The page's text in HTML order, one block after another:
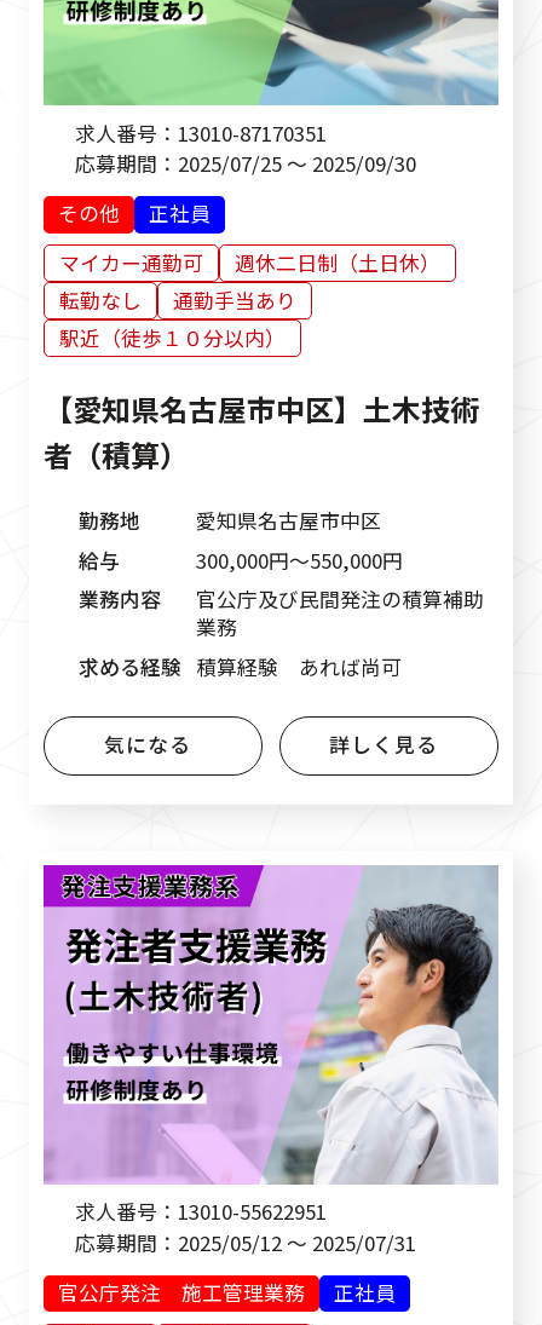
求人番号： 13010-87170351
応募期間： 2025/07/25 ～ 2025/09/30
その他
正社員
マイカー通勤可
週休二日制（土日休）
転勤なし
通勤手当あり
駅近（徒歩１０分以内）
【愛知県名古屋市中区】土木技術
者（積算）
勤務地
愛知県名古屋市中区
給与
300,000円〜550,000円
業務内容
官公庁及び民間発注の積算補助
業務
求める経験 積算経験 あれば尚可
気になる 詳しく見る
求人番号： 13010-55622951
応募期間： 2025/05/12 ～ 2025/07/31
官公庁発注 施工管理業務
正社員